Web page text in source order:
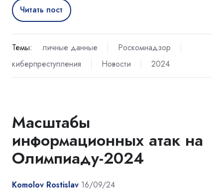
Читать пост
Темы: личные данные
Роскомнадзор
киберпреступления
Новости 2024
Масштабы
информационных атак на
Олимпиаду-2024
Komolov Rostislav 16/09/24